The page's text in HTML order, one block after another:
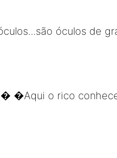
óculos de
� �Aqui o rico